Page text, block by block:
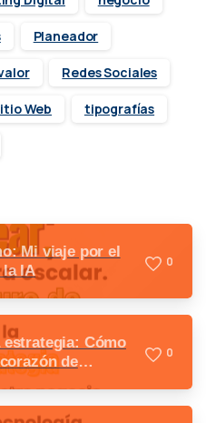
Planeador
Redes Sociales
Web tipografías
Mi viaje por el
la IA
0
Cómo
de
0